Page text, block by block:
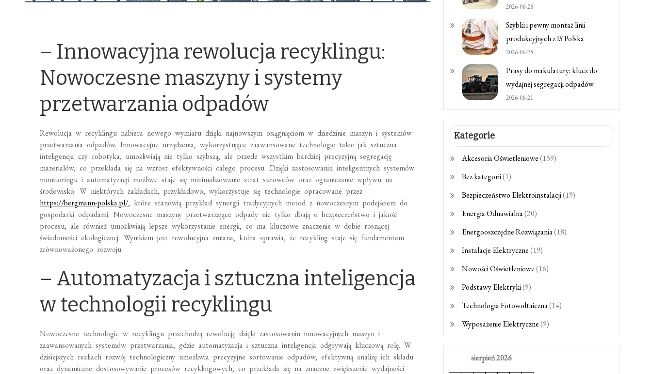
– Innowacyjna rewolucja recyklingu:
Nowoczesne maszyny i systemy
przetwarzania odpadów
Rewolucja w recyklingu nabiera nowego wymiaru dzięki najnowszym osiągnięciom w dziedzinie maszyn i systemów
przetwarzania odpadów. Innowacyjne urządzenia, wykorzystujące zaawansowane technologie takie jak sztuczna
inteligencja czy robotyka, umożliwiają nie tylko szybszą, ale przede wszystkim bardziej precyzyjną segregację
materiałów, co przekłada się na wzrost efektywności całego procesu. Dzięki zastosowaniu inteligentnych systemów
monitoringu i automatyzacji możliwe staje się minimalizowanie strat surowców oraz ograniczanie wpływu na
środowisko. W niektórych zakładach, przykładowo, wykorzystuje się technologie opracowane przez
https://bergmann-polska.pl/, które stanowią przykład synergii tradycyjnych metod z nowoczesnym podejściem do
gospodarki odpadami. Nowoczesne maszyny przetwarzające odpady nie tylko dbają o bezpieczeństwo i jakość
procesu, ale również umożliwiają lepsze wykorzystanie energii, co ma kluczowe znaczenie w dobie rosnącej
świadomości ekologicznej. Wynikiem jest rewolucyjna zmiana, która sprawia, że recykling staje się fundamentem
zrównoważonego rozwoju.
– Automatyzacja i sztuczna inteligencja
w technologii recyklingu
Nowoczesne technologie w recyklingu przechodzą rewolucję dzięki zastosowaniu innowacyjnych maszyn i
zaawansowanych systemów przetwarzania, gdzie automatyzacja i sztuczna inteligencja odgrywają kluczową rolę. W
dzisiejszych realiach rozwój technologiczny umożliwia precyzyjne sortowanie odpadów, efektywną analizę ich składu
oraz dynamiczne dostosowywanie procesów recyklingowych, co przekłada się na znaczne zwiększenie wydajności
2026-06-28
Szybki i pewny montaż linii
produkcyjnych z IS Polska
2026-06-28
Prasy do makulatury: klucz do
wydajnej segregacji odpadów
2026-06-21
Kategorie
Akcesoria Oświetleniowe(159)
Bez kategorii(1)
Bezpieczeństwo Elektroinstalacji(19)
Energia Odnawialna(20)
Energooszczędne Rozwiązania(18)
Instalacje Elektryczne(19)
Nowości Oświetleniowe(16)
Podstawy Elektryki(9)
Technologia Fotowoltaiczna(14)
Wyposażenie Elektryczne(9)
sierpień 2026